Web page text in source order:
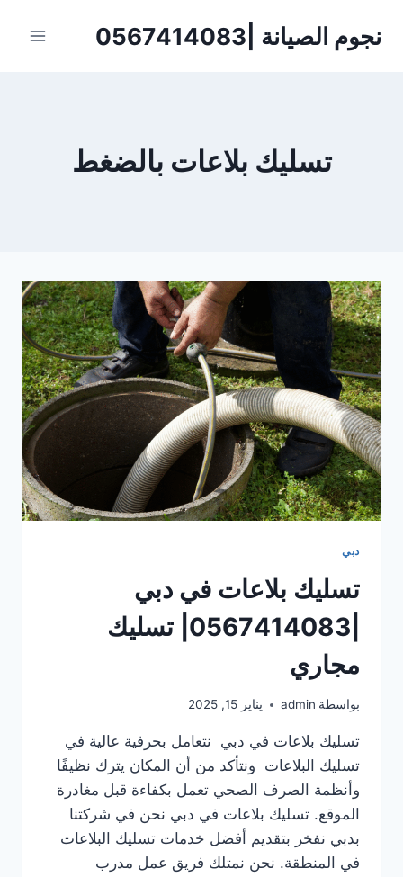
نجوم الصيانة |0567414083
تسليك بلاعات بالضغط
دبي
تسليك بلاعات في دبي
|0567414083| تسليك
مجاري
بواسطة admin يناير 15, 2025
تسليك بلاعات في دبي نتعامل بحرفية عالية في
تسليك البلاعات ونتأكد من أن المكان يترك نظيفًا
وأنظمة الصرف الصحي تعمل بكفاءة قبل مغادرة
الموقع. تسليك بلاعات في دبي نحن في شركتنا
بدبي نفخر بتقديم أفضل خدمات تسليك البلاعات
في المنطقة. نحن نمتلك فريق عمل مدرب